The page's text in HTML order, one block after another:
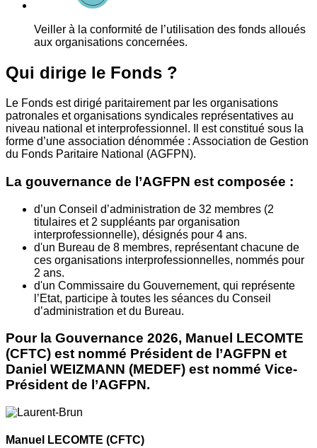
Veiller à la conformité de l’utilisation des fonds alloués
aux organisations concernées.
Qui dirige le Fonds ?
Le Fonds est dirigé paritairement par les organisations
patronales et organisations syndicales représentatives au
niveau national et interprofessionnel. Il est constitué sous la
forme d’une association dénommée : Association de Gestion
du Fonds Paritaire National (AGFPN).
La gouvernance de l’AGFPN est composée :
d’un Conseil d’administration de 32 membres (2
titulaires et 2 suppléants par organisation
interprofessionnelle), désignés pour 4 ans.
d'un Bureau de 8 membres, représentant chacune de
ces organisations interprofessionnelles, nommés pour
2 ans.
d'un Commissaire du Gouvernement, qui représente
l’Etat, participe à toutes les séances du Conseil
d’administration et du Bureau.
Pour la Gouvernance 2026, Manuel LECOMTE
(CFTC) est nommé Président de l’AGFPN et
Daniel WEIZMANN (MEDEF) est nommé Vice-
Président de l’AGFPN.
Manuel LECOMTE (CFTC)